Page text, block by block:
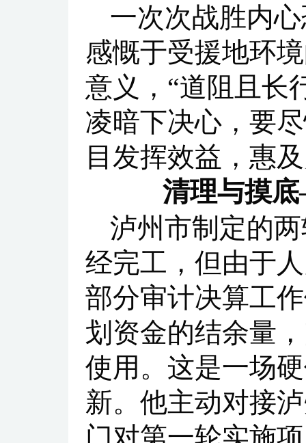
一次次战胜内
感慨于受援地环
意义，“道阻且长
凌暗下决心，要
目发挥效益，惠
清理与摸
泸州市制定的
经完工，但由于
部分审计决算工
划资金的结余量
使用。这是一场
新。他主动对接